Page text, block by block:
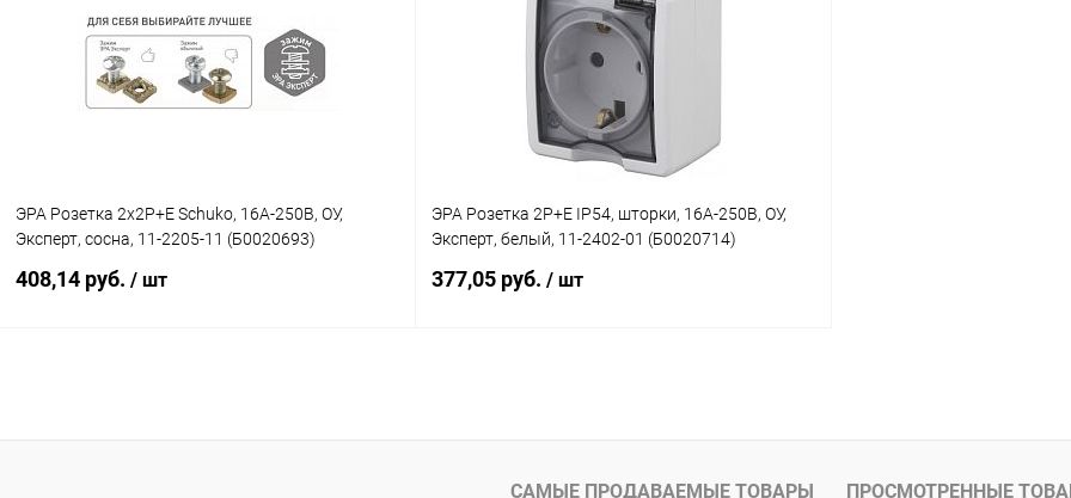
Купить в 1 клик
В избранное В наличии
Купить в 1 клик
ЭРА Розетка 2х2P+E Schuko, 16A-250В, ОУ,
Эксперт, сосна, 11-2205-11 (Б0020693)
408,14 руб. / шт
Купить в 1 клик К сравнению
ЭРА Розетка 2P+E IP54, шторки, 16A-250В, ОУ,
Эксперт, белый, 11-2402-01 (Б0020714)
377,05 руб. / шт
Купить в 1 клик К сравнению
В избранное В наличии
САМЫЕ ПРОДАВАЕМЫЕ ТОВАРЫ ПРОСМОТРЕННЫЕ